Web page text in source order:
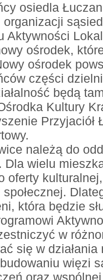
osiedla
organizacji
Aktywności
ośrodek,
ośrodek
części
będą
Kultury
Przyjaciół
należą do
Dla wielu
oferty
która będzie
w
się w
więzi
oraz